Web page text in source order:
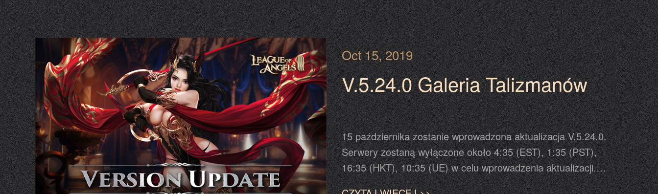
prosimy traktować powiadomienie przewijające się w grze jako
ostateczną informację. Czytaj dalej, aby uzyskać więcej
szczegółów.
Oct 15, 2019
V.5.24.0 Galeria Talizmanów
15 października zostanie wprowadzona aktualizacja V.5.24.0.
Serwery zostaną wyłączone około 4:35 (EST), 1:35 (PST),
16:35 (HKT), 10:35 (UE) w celu wprowadzenia aktualizacji.
Prosimy o odświeżenie strony celem zakończenia procesu